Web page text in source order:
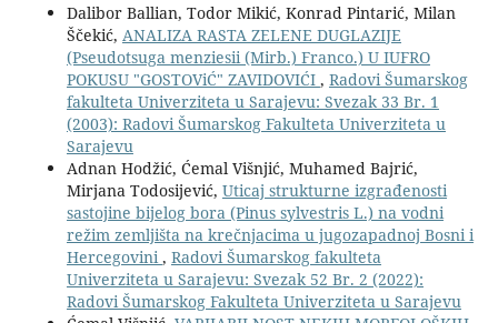
Dalibor Ballian, Todor Mikić, Konrad Pintarić, Milan
Ščekić, ANALIZA RASTA ZELENE DUGLAZIJE
(Pseudotsuga menziesii (Mirb.) Franco.) U IUFRO
POKUSU "GOSTOViĆ" ZAVIDOVIĆI , Radovi Šumarskog
fakulteta Univerziteta u Sarajevu: Svezak 33 Br. 1
(2003): Radovi Šumarskog Fakulteta Univerziteta u
Sarajevu
Adnan Hodžić, Ćemal Višnjić, Muhamed Bajrić,
Mirjana Todosijević, Uticaj strukturne izgrađenosti
sastojine bijelog bora (Pinus sylvestris L.) na vodni
režim zemljišta na krečnjacima u jugozapadnoj Bosni i
Hercegovini , Radovi Šumarskog fakulteta
Univerziteta u Sarajevu: Svezak 52 Br. 2 (2022):
Radovi Šumarskog Fakulteta Univerziteta u Sarajevu